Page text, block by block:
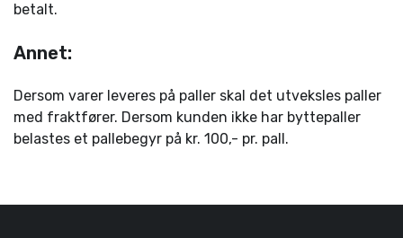
betalt.
Annet:
Dersom varer leveres på paller skal det utveksles paller
med fraktfører. Dersom kunden ikke har byttepaller
belastes et pallebegyr på kr. 100,- pr. pall.